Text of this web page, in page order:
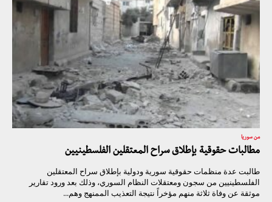
من سوريا
مطالبات حقوقية بإطلاق سراح المعتقلين الفلسطينيين
طالبت عدة منظمات حقوقية سورية ودولية بإطلاق سراح المعتقلين
الفلسطينيين من سجون ومعتقلات النظام السوري، وذلك بعد ورود تقارير
موثقة عن وفاة ثلاثة منهم مؤخراً نتيجة التعذيب الممنهج وهم...